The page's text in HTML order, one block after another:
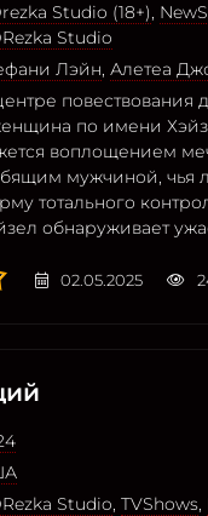
Studio (18+),
Studio
Лэйн, Алетеа
повествования
по имени
воплощением
мужчиной, чья
тотального
обнаруживает
02.05.2025
Studio, TVShows,